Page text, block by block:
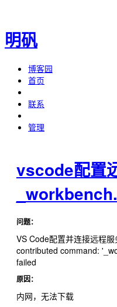
明矾
博客园
首页
联系
管理
vscode配置
问题：
VS Code配置并连接远程
contributed command:
failed
原因：
内网，无法下载